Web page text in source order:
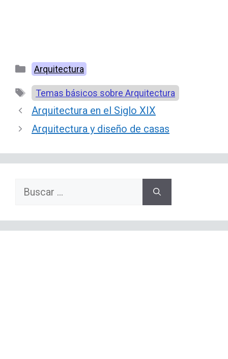
Categorías
Arquitectura
Etiquetas
Temas básicos sobre Arquitectura
Arquitectura en el Siglo XIX
Arquitectura y diseño de casas
Buscar: